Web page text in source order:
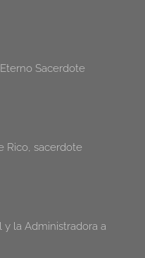
Sacerdote
Rico, sacerdote
y la Administradora a